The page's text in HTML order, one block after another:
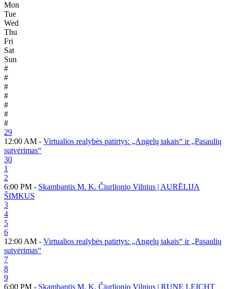
Mon
Tue
Wed
Thu
Fri
Sat
Sun
#
#
#
#
#
#
#
29
12:00 AM - Virtualios realybės patirtys: „Angelų takais“ ir „Pasaulių
sutvėrimas“
30
1
2
6:00 PM - Skambantis M. K. Čiurlionio Vilnius | AURĒLIJA
ŠIMKUS
3
4
5
6
12:00 AM - Virtualios realybės patirtys: „Angelų takais“ ir „Pasaulių
sutvėrimas“
7
8
9
6:00 PM - Skambantis M. K. Čiurlionio Vilnius | RUNE LEICHT